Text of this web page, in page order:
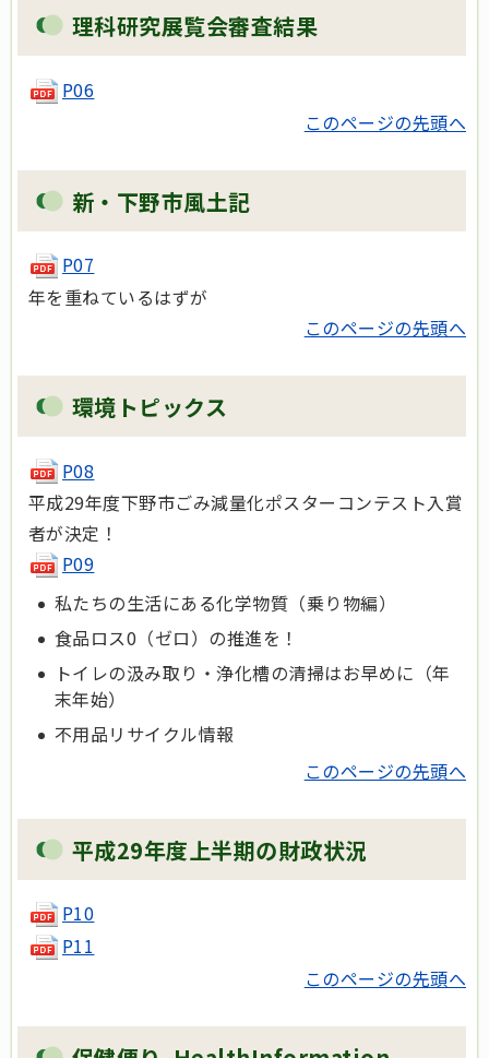
理科研究展覧会審査結果
P06
このページの先頭へ
新・下野市風土記
P07
年を重ねているはずが
このページの先頭へ
環境トピックス
P08
平成29年度下野市ごみ減量化ポスターコンテスト入賞
者が決定！
P09
私たちの生活にある化学物質（乗り物編）
食品ロス0（ゼロ）の推進を！
トイレの汲み取り・浄化槽の清掃はお早めに（年
末年始）
不用品リサイクル情報
このページの先頭へ
平成29年度上半期の財政状況
P10
P11
このページの先頭へ